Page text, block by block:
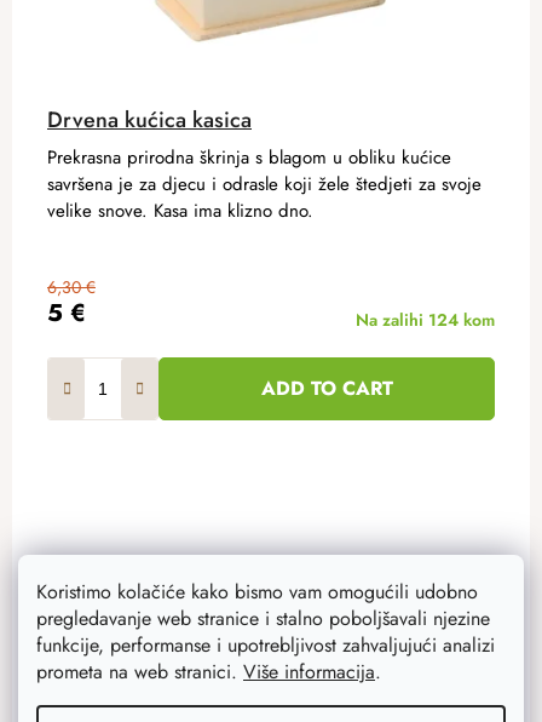
Koristimo kolačiće kako bismo vam omogućili udobno
pregledavanje web stranice i stalno poboljšavali njezine
funkcije, performanse i upotrebljivost zahvaljujući analizi
prometa na web stranici. Više informacija.
Drvena kućica kasica
5 €
6,30 €
Na zalihi 124 kom
ADD TO CART
Prekrasna prirodna škrinja s blagom u obliku kućice
savršena je za djecu i odrasle koji žele štedjeti za svoje
velike snove. Kasa ima klizno dno.
Akcija –20 %